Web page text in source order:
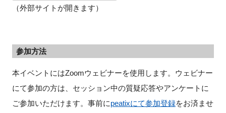
（外部サイトが開きます）
参加方法
本イベントにはZoomウェビナーを使用します。ウェビナー
にて参加の方は、セッション中の質疑応答やアンケートに
ご参加いただけます。事前にpeatixにて参加登録をお済ませ